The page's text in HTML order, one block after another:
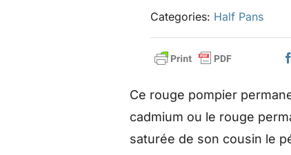
Categories: Half Pans
Ce rouge pompier
cadmium ou le rouge
saturée de son cousin le